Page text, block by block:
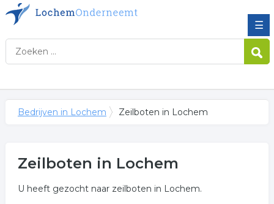
☰
Bedrijven in Lochem Zeilboten in Lochem
Zeilboten in Lochem
U heeft gezocht naar zeilboten in Lochem.